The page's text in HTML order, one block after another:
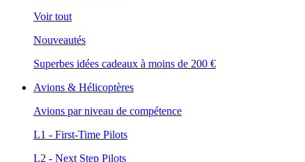
Voir tout
Nouveautés
Superbes idées cadeaux à moins de 200 €
Avions & Hélicoptères
Avions par niveau de compétence
L1 - First-Time Pilots
L2 - Next Step Pilots